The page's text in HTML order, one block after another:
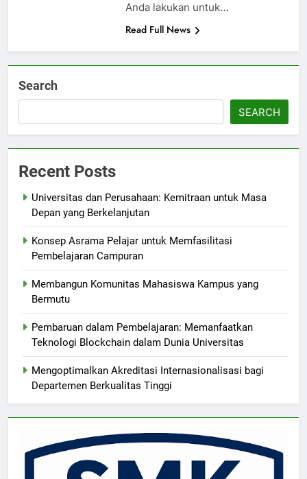
Anda lakukan untuk…
Read Full News
Search
SEARCH
Recent Posts
Universitas dan Perusahaan: Kemitraan untuk Masa
Depan yang Berkelanjutan
Konsep Asrama Pelajar untuk Memfasilitasi
Pembelajaran Campuran
Membangun Komunitas Mahasiswa Kampus yang
Bermutu
Pembaruan dalam Pembelajaran: Memanfaatkan
Teknologi Blockchain dalam Dunia Universitas
Mengoptimalkan Akreditasi Internasionalisasi bagi
Departemen Berkualitas Tinggi